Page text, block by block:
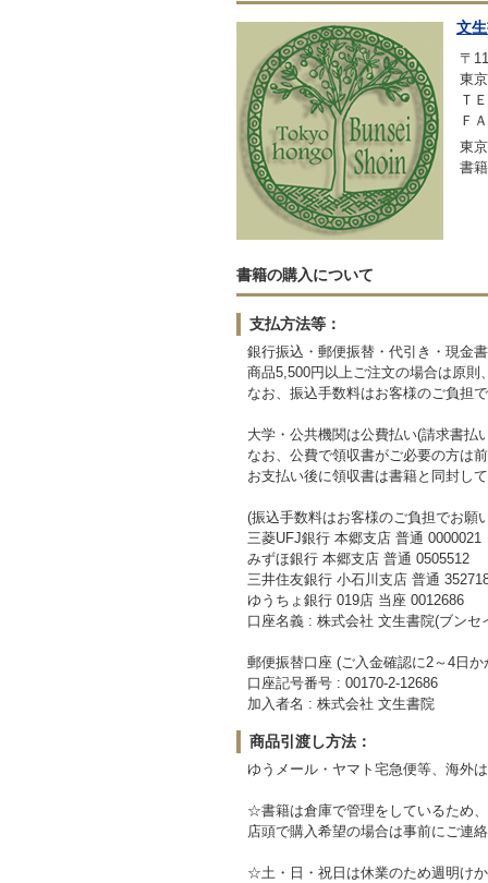
文
〒
東
Ｔ
Ｆ
東
書
書籍の購入について
支払方法等：
銀行振込・郵便振替・代引き・現金
商品5,500円以上ご注文の場合は原
なお、振込手数料はお客様のご負担
大学・公共機関は公費払い(請求書払
なお、公費で領収書がご必要の方は
お支払い後に領収書は書籍と同封し
(振込手数料はお客様のご負担でお願
三菱UFJ銀行 本郷支店 普通 0000021
みずほ銀行 本郷支店 普通 0505512
三井住友銀行 小石川支店 普通
ゆうちょ銀行 019店 当座 0012686
口座名義 : 株式会社 文生書院(ブンセ
郵便振替口座 (ご入金確認に2～4日か
口座記号番号 : 00170-2-12686
加入者名 : 株式会社 文生書院
商品引渡し方法：
ゆうメール・ヤマト宅急便等、海外
☆書籍は倉庫で管理をしているため
店頭で購入希望の場合は事前にご連
☆土・日・祝日は休業のため週明け